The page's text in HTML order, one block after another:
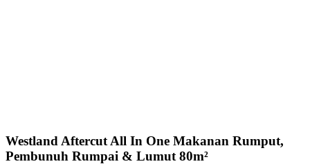
Westland Aftercut All In One Makanan Rumput,
Pembunuh Rumpai & Lumut 80m²